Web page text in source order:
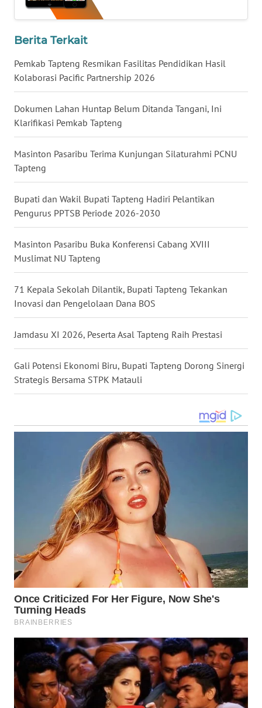
Berita Terkait
Pemkab Tapteng Resmikan Fasilitas Pendidikan Hasil
Kolaborasi Pacific Partnership 2026
Dokumen Lahan Huntap Belum Ditanda Tangani, Ini
Klarifikasi Pemkab Tapteng
Masinton Pasaribu Terima Kunjungan Silaturahmi PCNU
Tapteng
Bupati dan Wakil Bupati Tapteng Hadiri Pelantikan
Pengurus PPTSB Periode 2026-2030
Masinton Pasaribu Buka Konferensi Cabang XVIII
Muslimat NU Tapteng
71 Kepala Sekolah Dilantik, Bupati Tapteng Tekankan
Inovasi dan Pengelolaan Dana BOS
Jamdasu XI 2026, Peserta Asal Tapteng Raih Prestasi
Gali Potensi Ekonomi Biru, Bupati Tapteng Dorong Sinergi
Strategis Bersama STPK Matauli
KALTARA
WN
KALSEL
WN
KALTIM
WN
SULSEL
WN
GORONTALO
WN
SULUT
WN
MALUKU
WN
DAIRI
DANAU
LANGKAT
WN
TAPANULI
WN
TANJUNG
LESUNG
WN
KARO